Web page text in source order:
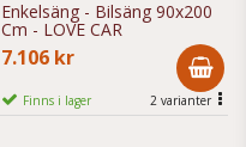
Enkelsäng - Bilsäng 90x200
Cm - LOVE CAR
7.106 kr
Finns i lager 2 varianter